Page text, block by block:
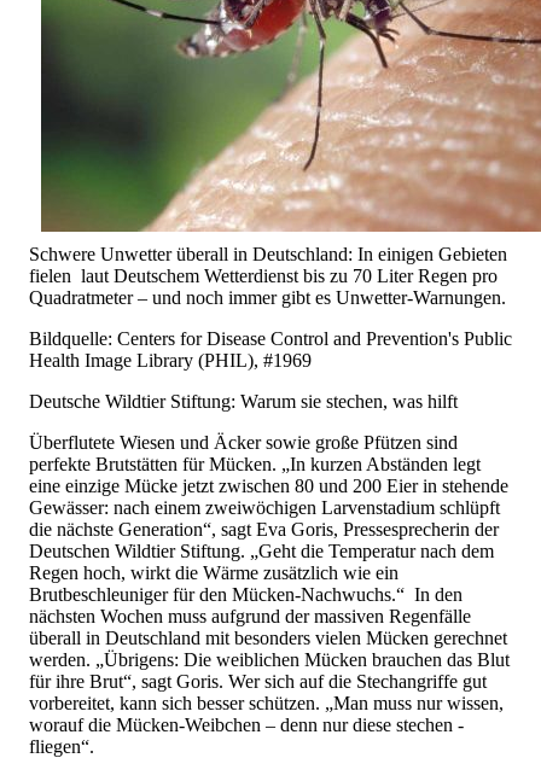
Schwere Unwetter überall in Deutschland: In einigen Gebieten
fielen laut Deutschem Wetterdienst bis zu 70 Liter Regen pro
Quadratmeter – und noch immer gibt es Unwetter-Warnungen.
Bildquelle: Centers for Disease Control and Prevention's Public
Health Image Library (PHIL), #1969
Deutsche Wildtier Stiftung: Warum sie stechen, was hilft
Überflutete Wiesen und Äcker sowie große Pfützen sind
perfekte Brutstätten für Mücken. „In kurzen Abständen legt
eine einzige Mücke jetzt zwischen 80 und 200 Eier in stehende
Gewässer: nach einem zweiwöchigen Larvenstadium schlüpft
die nächste Generation“, sagt Eva Goris, Pressesprecherin der
Deutschen Wildtier Stiftung. „Geht die Temperatur nach dem
Regen hoch, wirkt die Wärme zusätzlich wie ein
Brutbeschleuniger für den Mücken-Nachwuchs.“ In den
nächsten Wochen muss aufgrund der massiven Regenfälle
überall in Deutschland mit besonders vielen Mücken gerechnet
werden. „Übrigens: Die weiblichen Mücken brauchen das Blut
für ihre Brut“, sagt Goris. Wer sich auf die Stechangriffe gut
vorbereitet, kann sich besser schützen. „Man muss nur wissen,
worauf die Mücken-Weibchen – denn nur diese stechen -
fliegen“.